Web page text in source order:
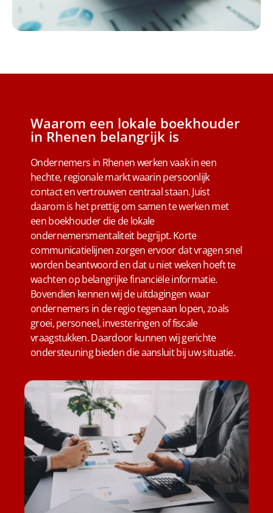
Waarom een lokale boekhouder
in Rhenen belangrijk is
Ondernemers in Rhenen werken vaak in een
hechte, regionale markt waarin persoonlijk
contact en vertrouwen centraal staan. Juist
daarom is het prettig om samen te werken met
een boekhouder die de lokale
ondernemersmentaliteit begrijpt. Korte
communicatielijnen zorgen ervoor dat vragen snel
worden beantwoord en dat u niet weken hoeft te
wachten op belangrijke financiële informatie.
Bovendien kennen wij de uitdagingen waar
ondernemers in de regio tegenaan lopen, zoals
groei, personeel, investeringen of fiscale
vraagstukken. Daardoor kunnen wij gerichte
ondersteuning bieden die aansluit bij uw situatie.